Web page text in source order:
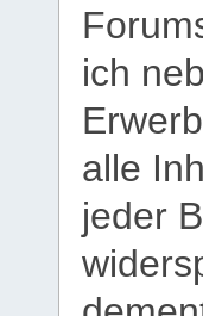
ich
alle
jeder